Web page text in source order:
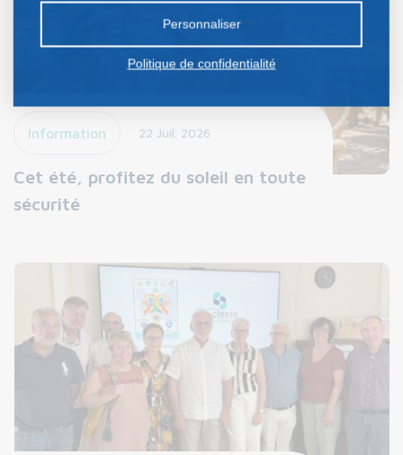
Information 22 Juil. 2026
Cet été, profitez du soleil en toute
sécurité
préalable.
Personnaliser
Politique de confidentialité